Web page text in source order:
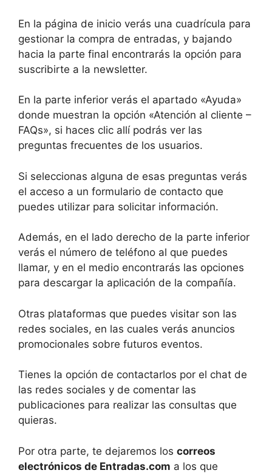
En la página de inicio verás una cuadrícula para
gestionar la compra de entradas, y bajando
hacia la parte final encontrarás la opción para
suscribirte a la newsletter.
En la parte inferior verás el apartado «Ayuda»
donde muestran la opción «Atención al cliente –
FAQs», si haces clic allí podrás ver las
preguntas frecuentes de los usuarios.
Si seleccionas alguna de esas preguntas verás
el acceso a un formulario de contacto que
puedes utilizar para solicitar información.
Además, en el lado derecho de la parte inferior
verás el número de teléfono al que puedes
llamar, y en el medio encontrarás las opciones
para descargar la aplicación de la compañía.
Otras plataformas que puedes visitar son las
redes sociales, en las cuales verás anuncios
promocionales sobre futuros eventos.
Tienes la opción de contactarlos por el chat de
las redes sociales y de comentar las
publicaciones para realizar las consultas que
quieras.
Por otra parte, te dejaremos los correos
electrónicos de Entradas.com a los que